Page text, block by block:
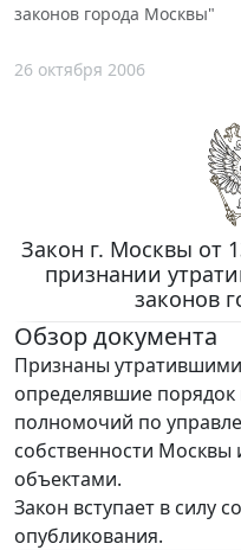
законов города Москвы"
26 октября 2006
Закон г. Москвы от
признании
законов
Обзор документа
Признаны
определявшие
полномочий по
собственности Москвы
объектами.
Закон вступает в силу
опубликования.